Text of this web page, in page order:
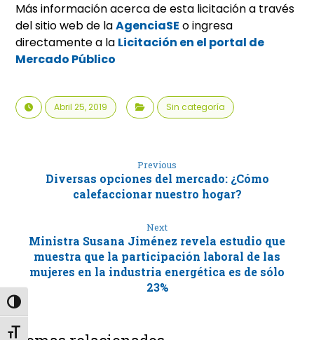
Alternar alto contraste
Alternar tamaño de letra
Más información acerca de esta licitación a través
del sitio web de laAgenciaSE o ingresa
directamente a la Licitación en el portal de
Mercado Público
Abril 25, 2019 Sin categoría
Previous
Diversas opciones del mercado: ¿Cómo
calefaccionar nuestro hogar?
Next
Ministra Susana Jiménez revela estudio que
muestra que la participación laboral de las
mujeres en la industria energética es de sólo
23%